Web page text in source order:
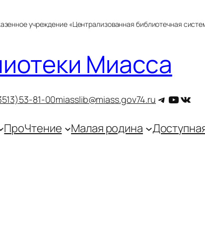
учреждение «Централизованная библиотечная
Миасса
81-00miasslib@miass.gov74.ru Telegram
YouTube
ПроЧтение Малая родина